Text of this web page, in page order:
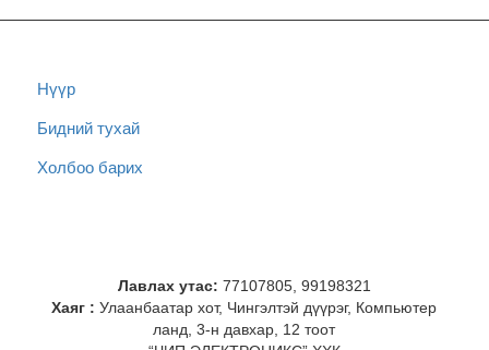
Нүүр
Бидний тухай
Холбоо барих
Лавлах утас: 77107805, 99198321
Хаяг : Улаанбаатар хот, Чингэлтэй дүүрэг, Компьютер
ланд, 3-н давхар, 12 тоот